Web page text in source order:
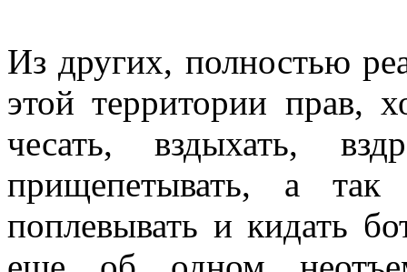
Из других, полностью
этой территории прав,
чесать, вздыхать,
прищепетывать, а так
поплевывать и кидать